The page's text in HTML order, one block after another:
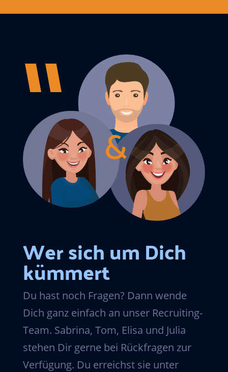
Wer sich um Dich
kümmert
Du hast noch Fragen? Dann wende
Dich ganz einfach an unser Recruiting-
Team. Sabrina, Tom, Elisa und Julia
stehen Dir gerne bei Rückfragen zur
Verfügung. Du erreichst sie unter